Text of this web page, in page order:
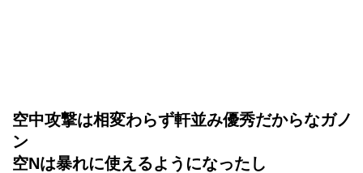
空中攻撃は相変わらず軒並み優秀だからなガノ
ン
空Nは暴れに使えるようになったし